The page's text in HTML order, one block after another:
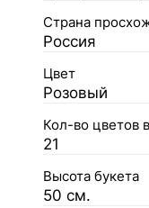
Страна
Россия
Цвет
Розовый
Кол-во цветов
21
Высота букета
50 см.